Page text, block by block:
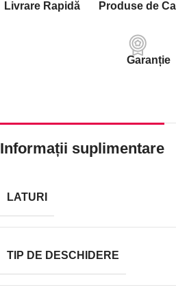
Livrare Rapidă Produse de
Garanție
Informații suplimentare
LATURI
TIP DE DESCHIDERE